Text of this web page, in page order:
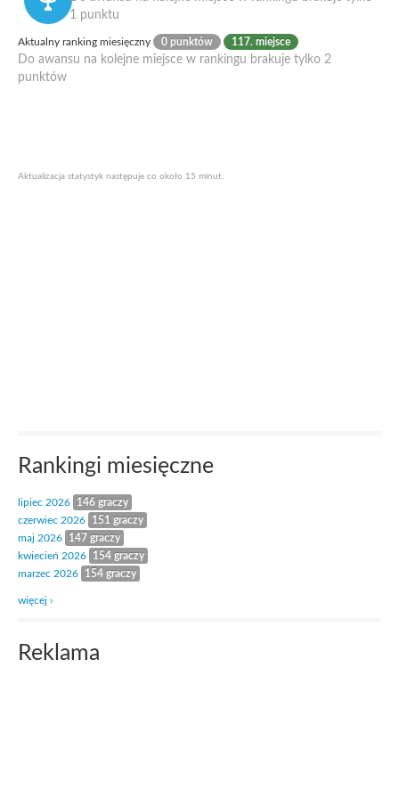
1 punktu
Aktualny ranking miesięczny 0 punktów 117. miejsce
Do awansu na kolejne miejsce w rankingu brakuje tylko 2
punktów
Aktualizacja statystyk następuje co około 15 minut.
Rankingi miesięczne
lipiec 2026
146 graczy
czerwiec 2026
151 graczy
maj 2026
147 graczy
kwiecień 2026
154 graczy
marzec 2026
154 graczy
więcej ›
Reklama